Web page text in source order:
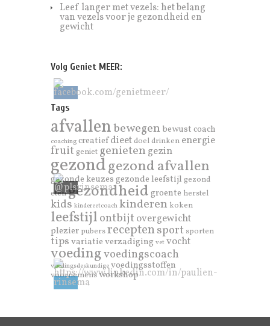
Leef langer met vezels: het belang
van vezels voor je gezondheid en
gewicht
Volg Geniet MEER:
Tags
afvallenbewegenbewustcoach
coaching creatiefdieet doel drinken energie
fruit geniet genieten gezin
gezondgezond afvallen
gezonde keuzesgezonde leefstijl gezond
etengezondheidgroente herstel
kids kindereetcoach kinderen koken
leefstijlontbijt overgewicht
plezier pubersreceptensport sporten
tipsvariatieverzadiging vet vocht
voedingvoedingscoach
voedingsdeskundige voedingsstoffen
voornemensworkshop